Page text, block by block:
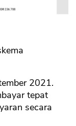
2021.
tepat
secara